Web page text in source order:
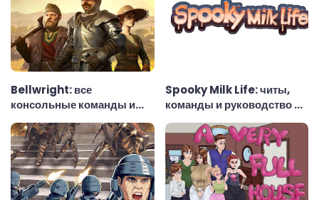
Bellwright: все
консольные команды и
чит-коды
Spooky Milk Life: читы,
команды и руководство по
использованию